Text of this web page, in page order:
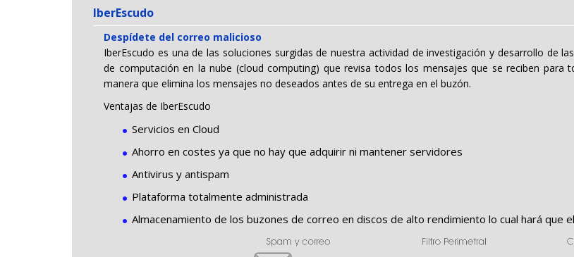
IberEscudo
Despídete del correo malicioso
IberEscudo es una de las soluciones surgidas de nuestra actividad de investigación y desarrollo de
de computación en la nube (cloud computing) que revisa todos los mensajes que se reciben para
manera que elimina los mensajes no deseados antes de su entrega en el buzón.
Ventajas de IberEscudo
Servicios en Cloud
Ahorro en costes ya que no hay que adquirir ni mantener servidores
Antivirus y antispam
Plataforma totalmente administrada
Almacenamiento de los buzones de correo en discos de alto rendimiento lo cual hará que